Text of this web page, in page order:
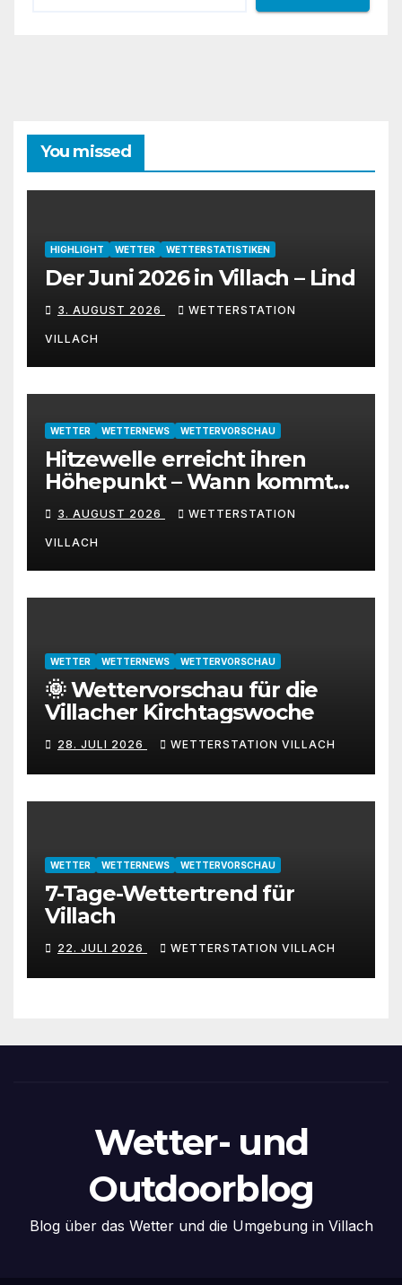
You missed
HIGHLIGHT WETTER WETTERSTATISTIKEN
Der Juni 2026 in Villach – Lind
3. AUGUST 2026 WETTERSTATION
VILLACH
WETTER WETTERNEWS WETTERVORSCHAU
Hitzewelle erreicht ihren
Höhepunkt – Wann kommt
die Abkühlung?
3. AUGUST 2026 WETTERSTATION
VILLACH
WETTER WETTERNEWS WETTERVORSCHAU
🌞 Wettervorschau für die
Villacher Kirchtagswoche
28. JULI 2026 WETTERSTATION VILLACH
WETTER WETTERNEWS WETTERVORSCHAU
7-Tage-Wettertrend für
Villach
22. JULI 2026 WETTERSTATION VILLACH
Wetter- und
Outdoorblog
Blog über das Wetter und die Umgebung in Villach